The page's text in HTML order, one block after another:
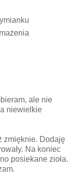
ale nie
niewielkie
zmięknie. Dodaję
Na koniec
posiekane zioła.